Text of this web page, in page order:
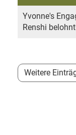
Yvonne's
Renshi
Weitere